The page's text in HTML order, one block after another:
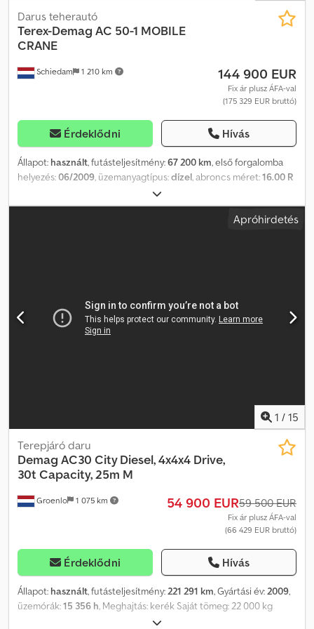
Schiedam 1 210 km
Darus teherautó
Terex-Demag AC 50-1 MOBILE
CRANE
144 900 EUR
Fix ár plusz ÁFA-val
(175 329 EUR bruttó)
Érdeklődni Hívás
Állapot: használt, futásteljesítmény:67 200 km, első forgalomba
helyezés:06/2009, üzemanyagtípus:dízel, abroncs méret:16.00 R
, üzemanyag:
Felszereltség:ABS, daru, légkondicionálás, = További opciók és
tartozékok = - 6x6 - Erőátviteli tengely (PTO) Dcodpezqa Ugsfx
oldali gumiabroncs mintázata: 40%; jobb oldali gumiabroncs
mintázata: 40% Üres súly: 36 000 kg Megengedett össztömeg: 36
000 kg Emelési kapacitás: 50 000 kg Darú: Gyártási év: 2009 Károk:
Apróhirdetés
1 / 15
Groenlo 1 075 km
Terepjáró daru
Demag AC30 City Diesel, 4x4x4 Drive,
30t Capacity, 25m M
54 900 EUR59 500 EUR
Fix ár plusz ÁFA-val
(66 429 EUR bruttó)
Érdeklődni Hívás
Állapot: használt, futásteljesítmény:221 291 km, Gyártási év:2009,
üzemórák:15 356 h, Meghajtás: kerék Saját tömeg: 22 000 kg
Emelési kapacitás: 30 000 kg Dcodpfx Aiswwqbtjdok Raktér